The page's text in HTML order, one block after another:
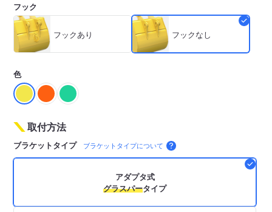
フック
フックあり フックなし
色
取付方法
ブラケットタイプ ブラケットタイプについて
アダプタ式
グラスパータイプ